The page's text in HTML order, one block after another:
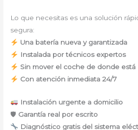
Lo que necesitas es una solución
segura:
Una batería nueva y garantizada
Instalada por técnicos expertos
Sin mover el coche de donde está
Con atención inmediata 24/7
Instalación urgente a domicilio
🛡 Garantía real por escrito
Diagnóstico gratis del sistema